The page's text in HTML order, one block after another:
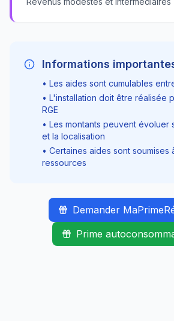
Informations
• Les aides sont cumulables
• L'installation doit être réalisée
RGE
• Les montants peuvent évoluer
et la localisation
• Certaines aides sont soumises
ressources
Demander
Prime